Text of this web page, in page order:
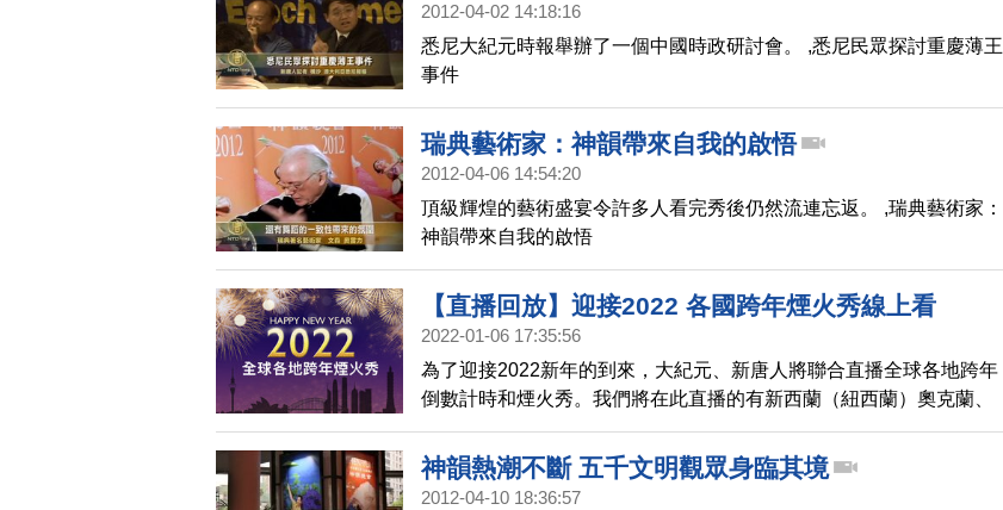
2012-04-02 14:18:16
悉尼大紀元時報舉辦了一個中國時政研討會。 ,悉尼民眾探討重慶薄王
事件
瑞典藝術家：神韻帶來自我的啟悟
2012-04-06 14:54:20
頂級輝煌的藝術盛宴令許多人看完秀後仍然流連忘返。 ,瑞典藝術家：
神韻帶來自我的啟悟
【直播回放】迎接2022 各國跨年煙火秀線上看
2022-01-06 17:35:56
為了迎接2022新年的到來，大紀元、新唐人將聯合直播全球各地跨年
倒數計時和煙火秀。我們將在此直播的有新西蘭（紐西蘭）奧克蘭、
澳洲悉尼（雪梨）、台灣台北、香港、泰國曼谷、迪拜（杜拜）等城
市，讓觀眾一睹各國慶祝跨年的盛況。
神韻熱潮不斷 五千文明觀眾身臨其境
2012-04-10 18:36:57